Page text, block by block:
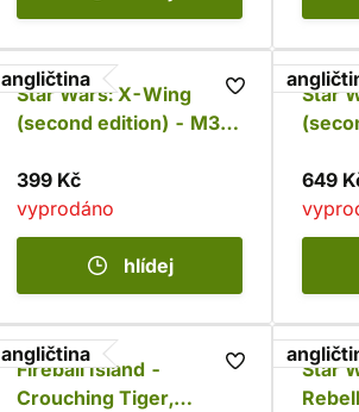
angličtina
Star Wars: X-Wing
(second edition) - M3-
399 Kč
vyprodáno
hlídej
Star
649
angličtina
Fireball Island -
Crouching Tiger,
Star